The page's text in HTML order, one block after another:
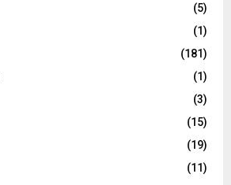
(5)
(1)
(181)
(1)
(3)
(15)
(19)
(11)